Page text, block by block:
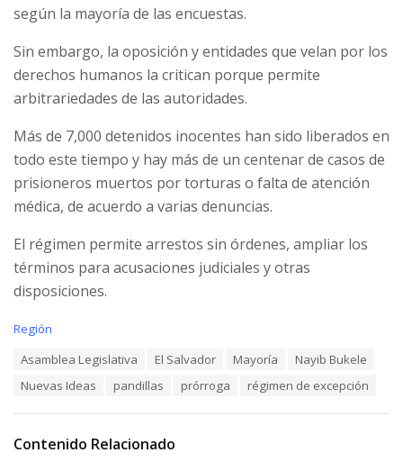
según la mayoría de las encuestas.
Sin embargo, la oposición y entidades que velan por los
derechos humanos la critican porque permite
arbitrariedades de las autoridades.
Más de 7,000 detenidos inocentes han sido liberados en
todo este tiempo y hay más de un centenar de casos de
prisioneros muertos por torturas o falta de atención
médica, de acuerdo a varias denuncias.
El régimen permite arrestos sin órdenes, ampliar los
términos para acusaciones judiciales y otras
disposiciones.
C
i
Región
Asamblea Legislativa El Salvador Mayoría
Nayib Bukele
Nuevas Ideas
pandillas prórroga régimen de excepción
Contenido Relacionado